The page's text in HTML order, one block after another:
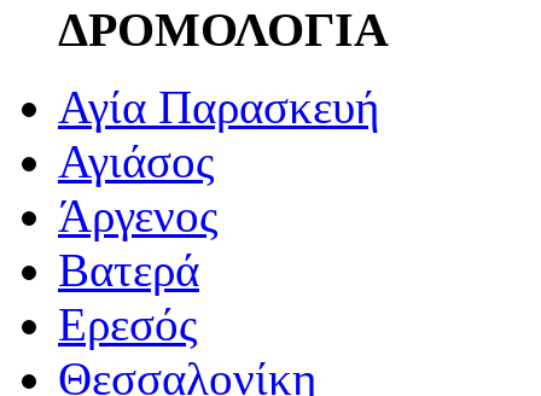
ΔΡΟΜΟΛΟΓΙΑ
Αγία Παρασκευή
Αγιάσος
Άργενος
Βατερά
Ερεσός
Θεσσαλονίκη